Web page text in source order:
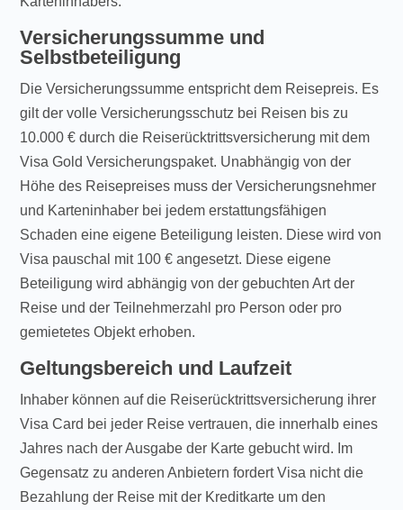
Versicherungssumme und
Selbstbeteiligung
Die Versicherungssumme entspricht dem Reisepreis. Es
gilt der volle Versicherungsschutz bei Reisen bis zu
10.000 € durch die Reiserücktrittsversicherung mit dem
Visa Gold Versicherungspaket. Unabhängig von der
Höhe des Reisepreises muss der Versicherungsnehmer
und Karteninhaber bei jedem erstattungsfähigen
Schaden eine eigene Beteiligung leisten. Diese wird von
Visa pauschal mit 100 € angesetzt. Diese eigene
Beteiligung wird abhängig von der gebuchten Art der
Reise und der Teilnehmerzahl pro Person oder pro
gemietetes Objekt erhoben.
Geltungsbereich und Laufzeit
Inhaber können auf die Reiserücktrittsversicherung ihrer
Visa Card bei jeder Reise vertrauen, die innerhalb eines
Jahres nach der Ausgabe der Karte gebucht wird. Im
Gegensatz zu anderen Anbietern fordert Visa nicht die
Bezahlung der Reise mit der Kreditkarte um den